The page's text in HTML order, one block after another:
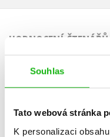
Souhlas
Tato webová stránka
K personalizaci
HODNOCENÍ ČTENÁŘŮ
V současné době nejsou
Uživatelskou recenzi